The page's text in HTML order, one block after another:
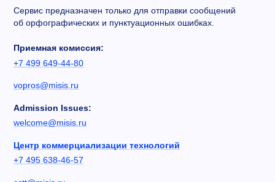
Сервис предназначен только для отправки сообщений
об орфографических и пунктуационных ошибках.
Приемная комиссия:
+7 499 649-44-80
vopros@misis.ru
Admission Issues:
welcome@misis.ru
Центр коммерциализации технологий
+7 495 638-46-57